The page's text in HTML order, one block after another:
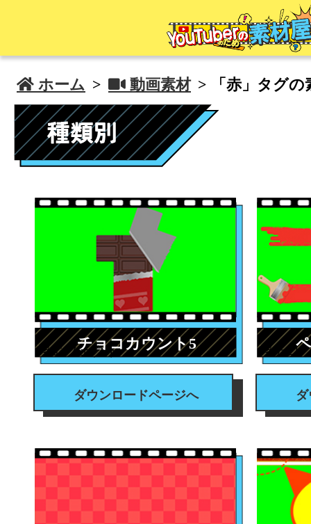
 ホーム >  動画素材 > 「赤」タグの
#エフェクト
チョコカウント5
ダウンロードページへ
#テロ